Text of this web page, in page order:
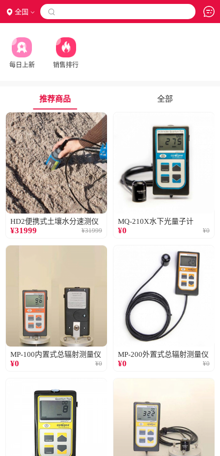
全国 
每日上新 销售排行
推荐商品 全部
HD2便携式土壤水分速测仪
¥31999 ¥31999
MQ-210X水下光量子计
¥0 ¥0
MP-100内置式总辐射测量仪
¥0 ¥0
MP-200外置式总辐射测量仪
¥0 ¥0